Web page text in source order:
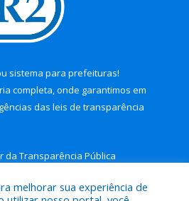
sistema para prefeituras!
completa, onde garantimos em
das leis de transparência
da Transparência Pública
melhorar sua experiência de